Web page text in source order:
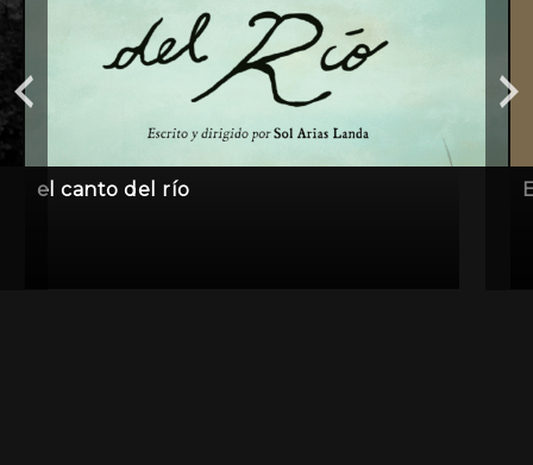
el canto del río